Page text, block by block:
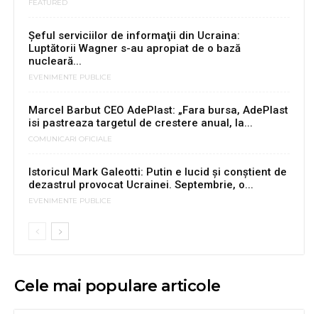
FEATURED
Șeful serviciilor de informaţii din Ucraina:
Luptătorii Wagner s-au apropiat de o bază
nucleară...
EVENIMENTE PUBLICE
Marcel Barbut CEO AdePlast: „Fara bursa, AdePlast
isi pastreaza targetul de crestere anual, la...
COMUNICARI OFICIALE
Istoricul Mark Galeotti: Putin e lucid și conștient de
dezastrul provocat Ucrainei. Septembrie, o...
EVENIMENTE PUBLICE
Cele mai populare articole